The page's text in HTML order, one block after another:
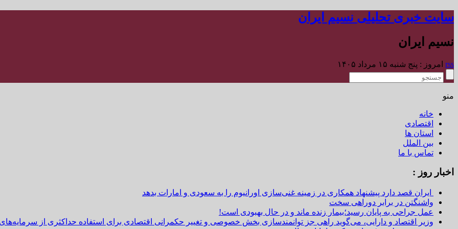
سایت خبری تحلیلی نسیم ایران
نسیم ایران
rss امروز : پنج شنبه ۱۵ مرداد ۱۴۰۵
منو
خانه
اقتصادی
استان ها
بین الملل
تماس با ما
اخبار روز :
ایران قصد دارد پیشنهاد همکاری در زمینه غنی‌سازی اورانیوم را به سعودی و امارات بدهد
واشنگتن در برابر دوراهی سخت
عمل جراحی به پایان رسید؛بیمار زنده ماند و در حال بهبودی است!
وزیر اقتصاد و دارایی، می‌گوید راهی جز توانمندسازی بخش خصوصی و تغییر حکمرانی اقتصادی برای استفاده حداکثری از